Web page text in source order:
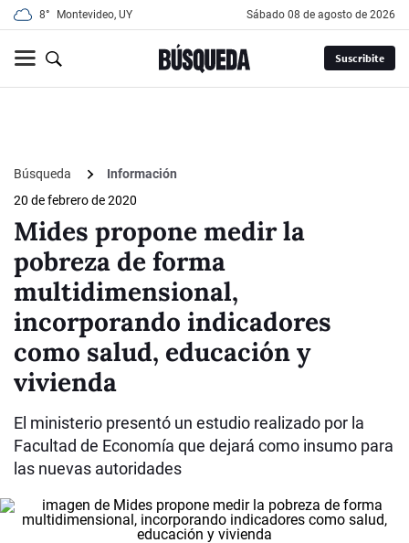
8° Montevideo, UY sábado 08 de agosto de 2026
Suscribite
Búsqueda
Información
20 de febrero de 2020
Mides propone medir la
pobreza de forma
multidimensional,
incorporando indicadores
como salud, educación y
vivienda
El ministerio presentó un estudio realizado por la
Facultad de Economía que dejará como insumo para
las nuevas autoridades